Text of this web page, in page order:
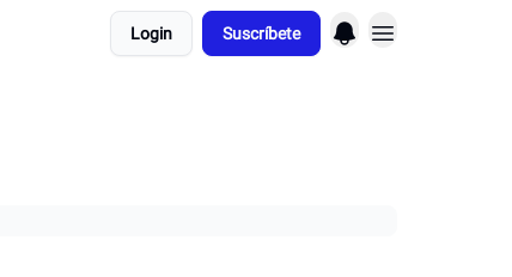
Login Suscríbete